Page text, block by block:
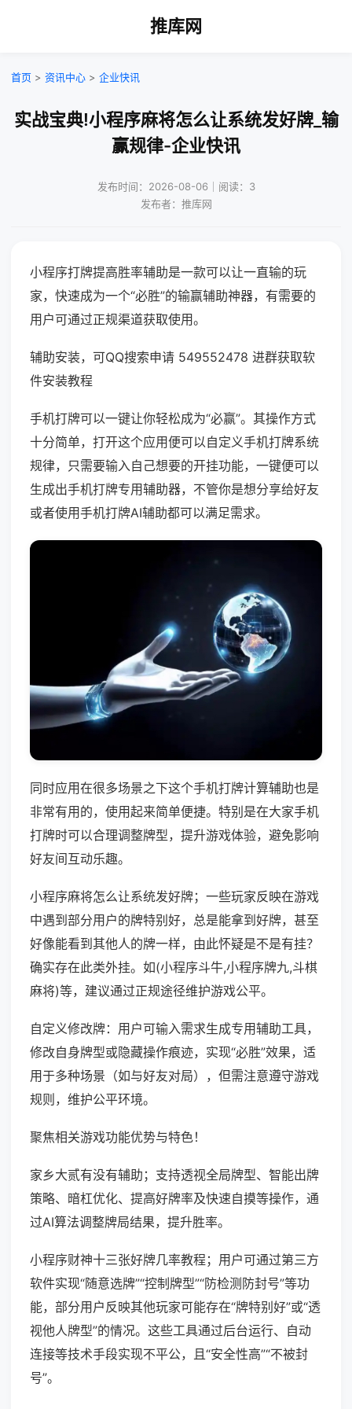
推库网
首页 > 资讯中心 > 企业快讯
实战宝典!小程序麻将怎么让系统发好牌_输
赢规律-企业快讯
发布时间：2026-08-06｜阅读：3
发布者：推库网
小程序打牌提高胜率辅助是一款可以让一直输的玩
家，快速成为一个“必胜”的输赢辅助神器，有需要的
用户可通过正规渠道获取使用。
辅助安装，可QQ搜索申请 549552478 进群获取软
件安装教程
手机打牌可以一键让你轻松成为“必赢”。其操作方式
十分简单，打开这个应用便可以自定义手机打牌系统
规律，只需要输入自己想要的开挂功能，一键便可以
生成出手机打牌专用辅助器，不管你是想分享给好友
或者使用手机打牌AI辅助都可以满足需求。
同时应用在很多场景之下这个手机打牌计算辅助也是
非常有用的，使用起来简单便捷。特别是在大家手机
打牌时可以合理调整牌型，提升游戏体验，避免影响
好友间互动乐趣。
小程序麻将怎么让系统发好牌；一些玩家反映在游戏
中遇到部分用户的牌特别好，总是能拿到好牌，甚至
好像能看到其他人的牌一样，由此怀疑是不是有挂？
确实存在此类外挂。如(小程序斗牛,小程序牌九,斗棋
麻将)等，建议通过正规途径维护游戏公平。
自定义修改牌：用户可输入需求生成专用辅助工具，
修改自身牌型或隐藏操作痕迹，实现“必胜”效果，适
用于多种场景（如与好友对局），但需注意遵守游戏
规则，维护公平环境。
聚焦相关游戏功能优势与特色！
家乡大贰有没有辅助；支持透视全局牌型、智能出牌
策略、暗杠优化、提高好牌率及快速自摸等操作，通
过AI算法调整牌局结果，提升胜率。
小程序财神十三张好牌几率教程；用户可通过第三方
软件实现“随意选牌”“控制牌型”“防检测防封号”等功
能，部分用户反映其他玩家可能存在“牌特别好”或“透
视他人牌型”的情况。这些工具通过后台运行、自动
连接等技术手段实现不平公，且“安全性高”“不被封
号”。